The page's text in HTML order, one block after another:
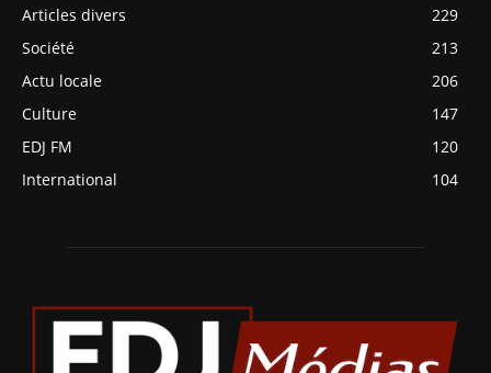
Articles divers
229
Société
213
Actu locale
206
Culture
147
EDJ FM
120
International
104